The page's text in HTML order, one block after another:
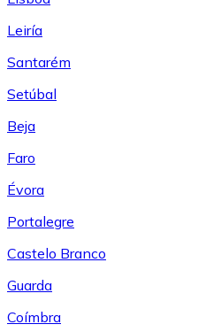
Leiría
Santarém
Setúbal
Beja
Faro
Évora
Portalegre
Castelo Branco
Guarda
Coímbra